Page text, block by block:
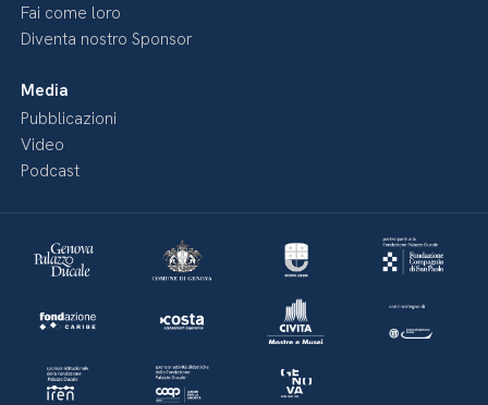
Fai come loro
Diventa nostro Sponsor
Media
Pubblicazioni
Video
Podcast